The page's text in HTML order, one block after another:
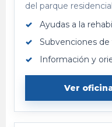
del parque
Ayudas a la
Subvenciones de
Información y
Ver